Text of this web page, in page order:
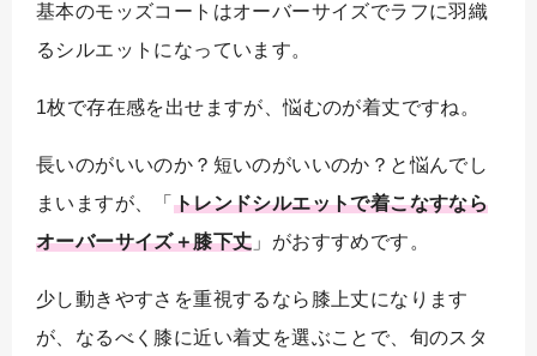
基本のモッズコートはオーバーサイズでラフに羽織
るシルエットになっています。
1枚で存在感を出せますが、悩むのが着丈ですね。
長いのがいいのか？短いのがいいのか？と悩んでし
まいますが、「 トレンドシルエットで着こなすなら
オーバーサイズ＋膝下丈 」がおすすめです。
少し動きやすさを重視するなら膝上丈になります
が、なるべく膝に近い着丈を選ぶことで、旬のスタ